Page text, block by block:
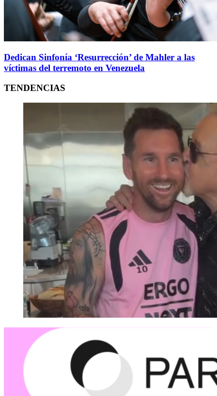
Dedican Sinfonía ‘Resurrección’ de Mahler a las
víctimas del terremoto en Venezuela
TENDENCIAS